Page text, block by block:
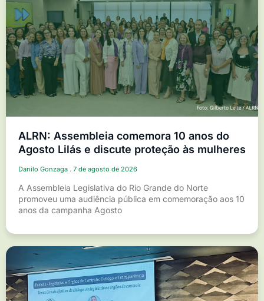
ALRN: Assembleia comemora 10 anos do
Agosto Lilás e discute proteção às mulheres
Danilo Gonzaga 7 de agosto de 2026
A Assembleia Legislativa do Rio Grande do Norte
promoveu uma audiência pública em comemoração aos 10
anos da campanha Agosto